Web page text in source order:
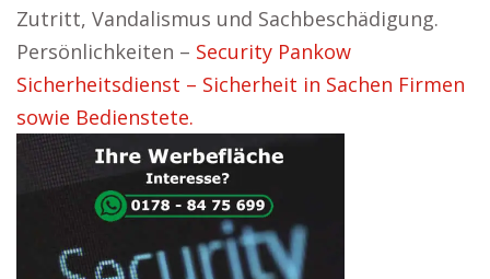
Zutritt, Vandalismus und Sachbeschädigung.
Persönlichkeiten – Security Pankow
Sicherheitsdienst – Sicherheit in Sachen Firmen
sowie Bedienstete.